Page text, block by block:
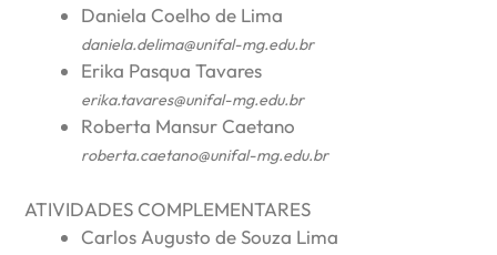
Daniela Coelho de Lima
daniela.delima@unifal-mg.edu.br
Erika Pasqua Tavares
erika.tavares@unifal-mg.edu.br
Roberta Mansur Caetano
roberta.caetano@unifal-mg.edu.br
ATIVIDADES COMPLEMENTARES
Carlos Augusto de Souza Lima